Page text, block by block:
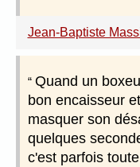
Jean-Baptiste
Quand un
bon encaisseur
masquer son
quelques
c'est parfois